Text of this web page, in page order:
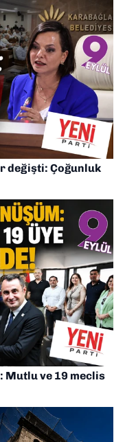
değişti: Çoğunluk
Mutlu ve 19 meclis